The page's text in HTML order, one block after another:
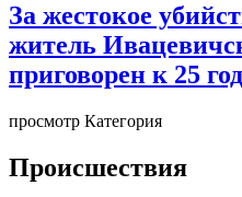
За жестокое
житель
приговорен к 25
просмотр Категория
Происшествия